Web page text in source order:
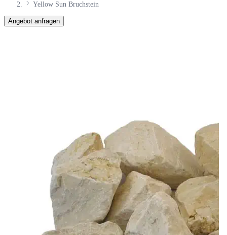
Yellow Sun Bruchstein
Angebot anfragen